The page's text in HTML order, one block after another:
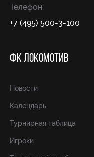
Телефон:
+7 (495) 500-3-100
ФК ЛОКОМОТИВ
Новости
Календарь
Турнирная таблица
Игроки